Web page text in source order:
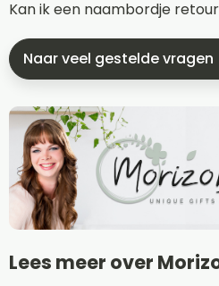
Kan ik een naambordje
Naar veel gestelde vragen
Lees meer over